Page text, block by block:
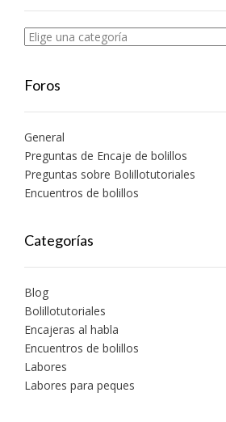
Foros
General
Preguntas de Encaje de bolillos
Preguntas sobre Bolillotutoriales
Encuentros de bolillos
Categorías
Blog
Bolillotutoriales
Encajeras al habla
Encuentros de bolillos
Labores
Labores para peques